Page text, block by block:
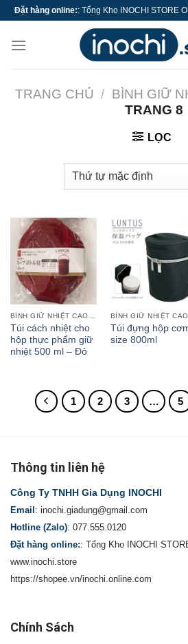
Skip
content
Đặt hàng online:: Tổng Kho INOCHI STORE
TRANG CHỦ / BÌNH GIỮ
TRANG 8
LỌC
Túi cách nhiệt cho
hộp thực phẩm giữ
nhiệt 500 ml – Đỏ
Túi đựng hộp
size 800ml
1 2 3 … 5
Thông tin liên hệ
Công Ty TNHH Gia Dụng INOCHI
Email : inochi.giadung@gmail.com
Hotline (Zalo): 077.555.0120
Đặt hàng online:: Tổng Kho INOCHI
www.inochi.store
https://shopee.vn/inochi.online.com
Chính Sách